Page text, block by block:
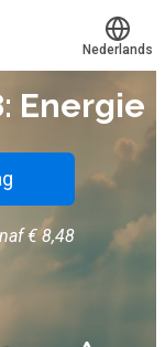
Translate
Nederlands
Energie
€ 8,48